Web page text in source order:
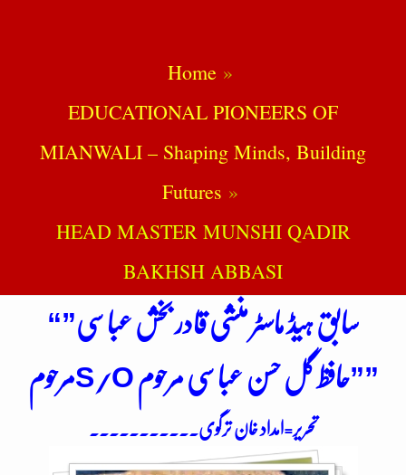
Home
EDUCATIONAL PIONEERS OF
MIANWALI – Shaping Minds, Building
Futures
HEAD MASTER MUNSHI QADIR
BAKHSH ABBASI
“”سابق ہیڈ ماسٹر منشی قادر بخش عباسی
مرحومS/O حافظ گل حسن عباسی مرحوم””
تحریر=امداد خان ترگوی۔۔۔۔۔۔۔۔۔۔۔